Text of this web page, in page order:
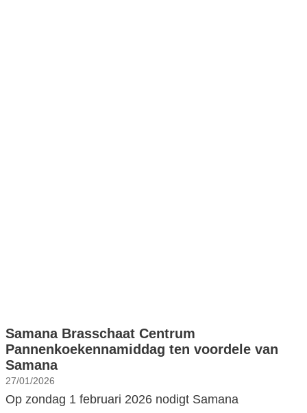
Samana Brasschaat Centrum
Pannenkoekennamiddag ten voordele van
Samana
27/01/2026
Op zondag 1 februari 2026 nodigt Samana